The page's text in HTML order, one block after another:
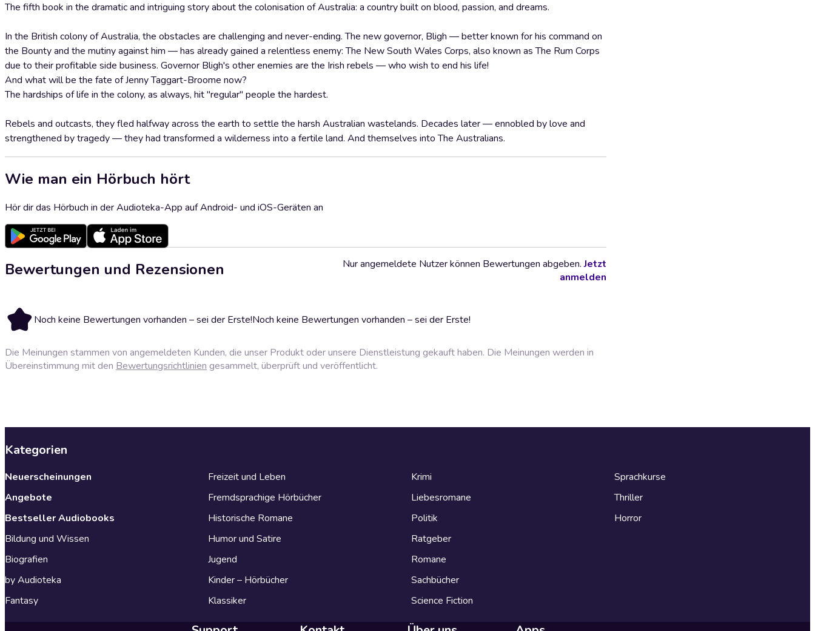
The fifth book in the dramatic and intriguing story about the colonisation of Australia: a country built on blood, passion, and dreams.
In the British colony of Australia, the obstacles are challenging and never-ending. The new governor, Bligh — better known for his command on
the Bounty and the mutiny against him — has already gained a relentless enemy: The New South Wales Corps, also known as The Rum Corps
due to their profitable side business. Governor Bligh's other enemies are the Irish rebels — who wish to end his life!
And what will be the fate of Jenny Taggart-Broome now?
The hardships of life in the colony, as always, hit "regular" people the hardest.
Rebels and outcasts, they fled halfway across the earth to settle the harsh Australian wastelands. Decades later — ennobled by love and
strengthened by tragedy — they had transformed a wilderness into a fertile land. And themselves into The Australians.
Wie man ein Hörbuch hört
Hör dir das Hörbuch in der Audioteka-App auf Android- und iOS-Geräten an
Bewertungen und Rezensionen
Noch keine Bewertungen vorhanden – sei der Erste!Noch keine Bewertungen vorhanden – sei der Erste!
Nur angemeldete Nutzer können Bewertungen abgeben.Jetzt
anmelden
Die Meinungen stammen von angemeldeten Kunden, die unser Produkt oder unsere Dienstleistung gekauft haben. Die Meinungen werden in
Übereinstimmung mit den Bewertungsrichtlinien gesammelt, überprüft und veröffentlicht.
Kategorien
Neuerscheinungen
Angebote
Bestseller Audiobooks
Bildung und Wissen
Biografien
by Audioteka
Fantasy
Freizeit und Leben
Fremdsprachige Hörbücher
Historische Romane
Humor und Satire
Jugend
Kinder – Hörbücher
Klassiker
Krimi
Liebesromane
Politik
Ratgeber
Romane
Sachbücher
Science Fiction
Sprachkurse
Thriller
Horror